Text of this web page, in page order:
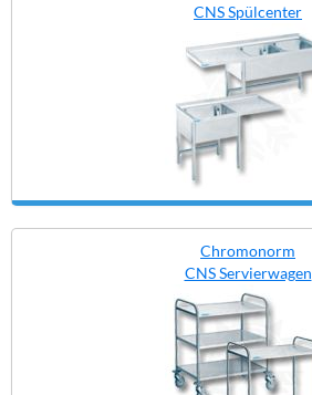
CNS Spülcenter
Chromonorm
CNS Servierwagen